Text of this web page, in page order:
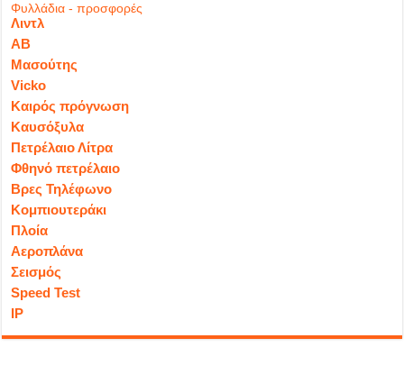
Φυλλάδια - προσφορές
Λιντλ
ΑΒ
Μασούτης
Vicko
Καιρός πρόγνωση
Καυσόξυλα
Πετρέλαιο Λίτρα
Φθηνό πετρέλαιο
Βρες Τηλέφωνο
Κομπιουτεράκι
Πλοία
Αεροπλάνα
Σεισμός
Speed Test
IP